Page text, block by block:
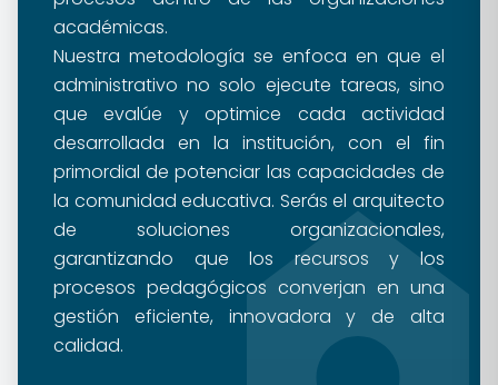
académicas.
Nuestra metodología se enfoca en que el
administrativo no solo ejecute tareas, sino
que evalúe y optimice cada actividad
desarrollada en la institución, con el fin
primordial de potenciar las capacidades de
la comunidad educativa. Serás el arquitecto
de soluciones organizacionales,
garantizando que los recursos y los
procesos pedagógicos converjan en una
gestión eficiente, innovadora y de alta
calidad.